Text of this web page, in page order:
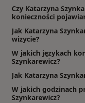
Czy Katarzyna
konieczności
Jak Katarzyna
wizycie?
W jakich językach
Szynkarewicz?
Jak Katarzyna
W jakich godzinach
Szynkarewicz?